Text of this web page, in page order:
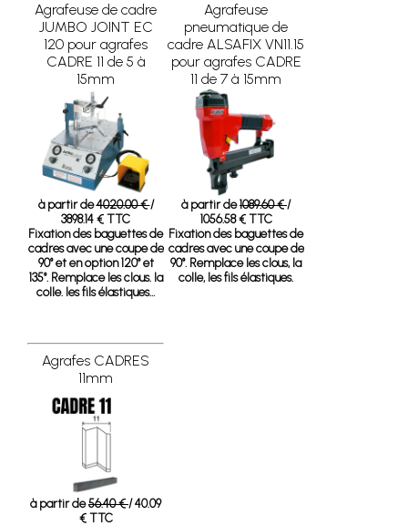
Agrafeuse de cadre
JUMBO JOINT EC
120 pour agrafes
CADRE 11 de 5 à
15mm
à partir de4020.00 €/
3898.14 € TTC
Fixation des baguettes de
cadres avec une coupe de
90° et en option 120° et
135°. Remplace les clous. la
colle. les fils élastiques…
Agrafeuse
pneumatique de
cadre ALSAFIX VN11.15
pour agrafes CADRE
11 de 7 à 15mm
à partir de1089.60 €/
1056.58 € TTC
Fixation des baguettes de
cadres avec une coupe de
90°. Remplace les clous, la
colle, les fils élastiques.
Agrafes CADRES
11mm
à partir de56.40 €/ 40.09
€ TTC